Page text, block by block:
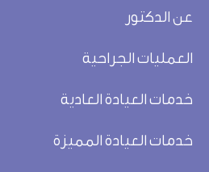
عن الدكتور
العمليات الجراحية
خدمات العيادة العادية
خدمات العيادة المميزة